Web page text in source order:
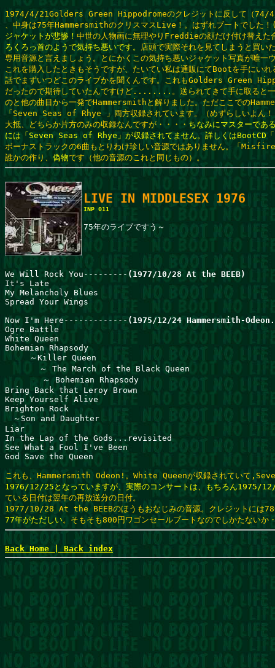
1974/4/21Golders Green Hippodromeのクレジットに反して（74/4/
ジャケットが悲惨！
ろくろっ首のようで気持ち悪いです。
店頭で実際それを見てしまうと買い
専用音源と言えましょう。とにかくこの気持ち悪いジャケット写真が唯
これを購入したときもそうですが、たいてい私は通販にてBootを手にいれ
話でまずいつどこのライブかを聞くんです。これもGolders Green
だったので期待していたんですけど........。送られてきて手に取ると
のと他の曲目から一発でHammersmithと解りました。ただここでの
「Seven Seas of Rhye 」両方収録されています。（めずらしいよん！
大抵、どちらか片方のみの収録なんですが・・・・ ちなみにマスターで
には「Seven Seas of Rhye」が収録されてません。詳しくは
ボーナストラックの6曲もとりわけ珍しい音源ではありません。「
誰かの作り、 偽物です（他の音源のこれと同じもの）。
LIVE IN MIDDLESEX 1976
INP 011
75年のライブですう～
We Will Rock You--------- (1977/10/28 At the BEEB)
It's Late
My Melancholy Blues
Spread Your Wings
Now I'm Here------------- (1975/12/24 Hammersmith-
Ogre
White Queen
Bohemian Rhapsody
     ～Killer Queen
       ～ The March of the Black Queen
～ Bohemian Rhapsody
Bring Back that Leroy Brown
Keep Yourself Alive
Brighton Rock
～Son and Daughter
Liar
In the Lap of the
See What a Fool I've Been
God Save the Queen
これも、Hammersmith Odeon!。White Queenが収録されていて
1976/12/25となっていますが、実際のコンサートは、もちろん1975/
ている日付は翌年の再放送分の日付。
77年がただしい。そもそも800円ワゴンセールブートなのでしかたないか
Back Home | Back index